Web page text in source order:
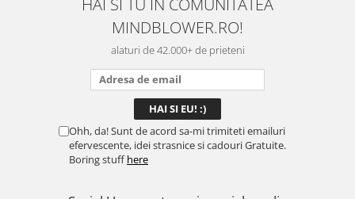
serviciu și sunt foarte
mulțumită.
MINDBLOWER.RO!
alaturi de 42.000+ de prieteni
Ohh, da! Sunt de acord sa-mi trimiteti emailuri
efervescente, idei strasnice si cadouri Gratuite.
Boring stuffhere